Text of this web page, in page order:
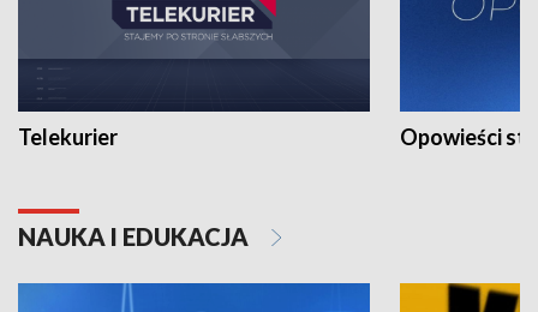
Telekurier Opowieści
NAUKA I EDUKACJA